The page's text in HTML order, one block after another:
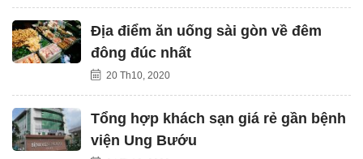
Địa điểm ăn uống sài gòn về đêm
đông đúc nhất
20 Th10, 2020
Tổng hợp khách sạn giá rẻ gần bệnh
viện Ung Bướu